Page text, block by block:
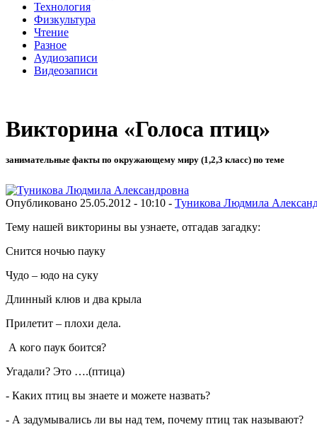
Технология
Физкультура
Чтение
Разное
Аудиозаписи
Видеозаписи
Викторина «Голоса птиц»
занимательные факты по окружающему миру (1,2,3 класс) по теме
Опубликовано 25.05.2012 - 10:10 - Туникова Людмила
Тему нашей викторины вы узнаете, отгадав загадку:
Снится ночью пауку
Чудо – юдо на суку
Длинный клюв и два крыла
Прилетит – плохи дела.
А кого паук боится?
Угадали? Это ….(птица)
- Каких птиц вы знаете и можете назвать?
- А задумывались ли вы над тем, почему птиц так называют?